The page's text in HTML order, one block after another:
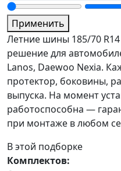
Применить
Летние шины 185/70
решение для
Lanos, Daewoo Nexia.
протектор, боковины,
выпуска. На момент
работоспособна —
при монтаже в любом
В этой подборке
Комплектов: